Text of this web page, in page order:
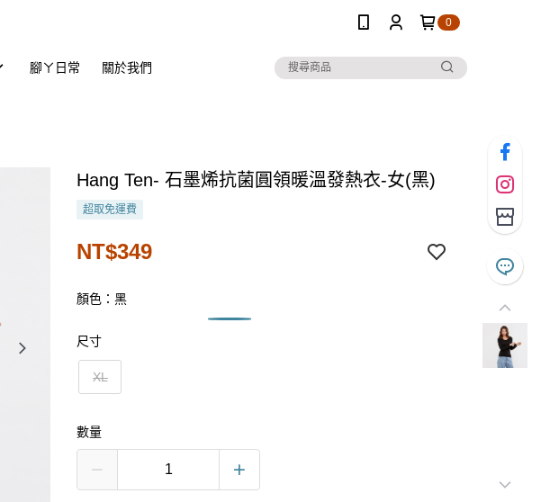
0
腳ㄚ日常 關於我們
Hang Ten- 石墨烯抗菌圓領暖溫發熱衣-女(黑)
超取免運費
NT$349
顏色：黑
尺寸
XL
數量